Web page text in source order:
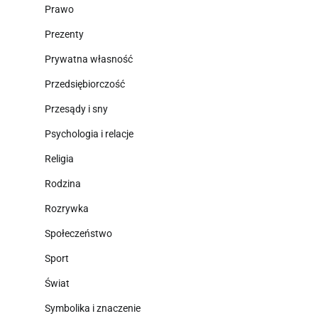
Prawo
Prezenty
Prywatna własność
Przedsiębiorczość
Przesądy i sny
Psychologia i relacje
Religia
Rodzina
Rozrywka
Społeczeństwo
Sport
Świat
Symbolika i znaczenie